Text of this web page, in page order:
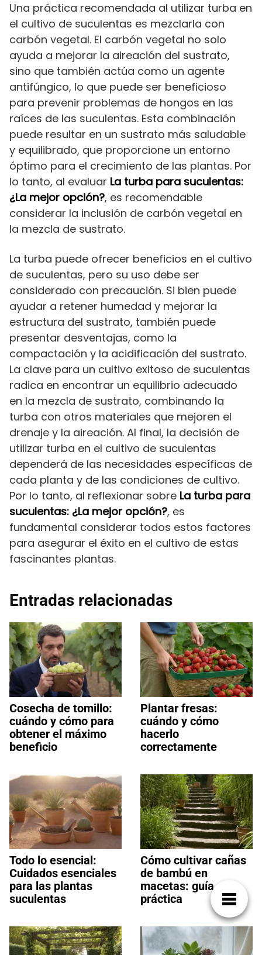
Una práctica recomendada al utilizar turba en
el cultivo de suculentas es mezclarla con
carbón vegetal. El carbón vegetal no solo
ayuda a mejorar la aireación del sustrato,
sino que también actúa como un agente
antifúngico, lo que puede ser beneficioso
para prevenir problemas de hongos en las
raíces de las suculentas. Esta combinación
puede resultar en un sustrato más saludable
y equilibrado, que proporcione un entorno
óptimo para el crecimiento de las plantas. Por
lo tanto, al evaluar La turba para suculentas:
¿La mejor opción?, es recomendable
considerar la inclusión de carbón vegetal en
la mezcla de sustrato.
La turba puede ofrecer beneficios en el cultivo
de suculentas, pero su uso debe ser
considerado con precaución. Si bien puede
ayudar a retener humedad y mejorar la
estructura del sustrato, también puede
presentar desventajas, como la
compactación y la acidificación del sustrato.
La clave para un cultivo exitoso de suculentas
radica en encontrar un equilibrio adecuado
en la mezcla de sustrato, combinando la
turba con otros materiales que mejoren el
drenaje y la aireación. Al final, la decisión de
utilizar turba en el cultivo de suculentas
dependerá de las necesidades específicas de
cada planta y de las condiciones de cultivo.
Por lo tanto, al reflexionar sobre La turba para
suculentas: ¿La mejor opción?, es
fundamental considerar todos estos factores
para asegurar el éxito en el cultivo de estas
fascinantes plantas.
Entradas relacionadas
Cosecha de tomillo:
cuándo y cómo para
obtener el máximo
beneficio
Plantar fresas:
cuándo y cómo
hacerlo
correctamente
Todo lo esencial:
Cuidados esenciales
para las plantas
suculentas
Cómo cultivar cañas
de bambú en
macetas: guía
práctica